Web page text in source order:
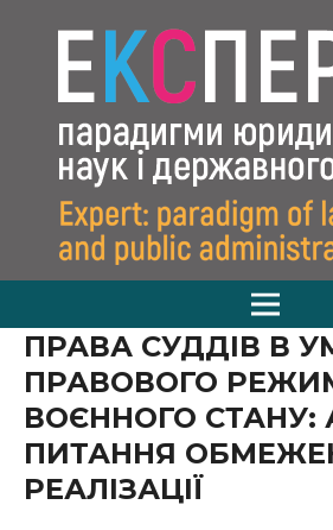
ПРАВА СУДДІВ В
ПРАВОВОГО
ВОЄННОГО СТАНУ:
ПИТАННЯ
РЕАЛІЗАЦІЇ